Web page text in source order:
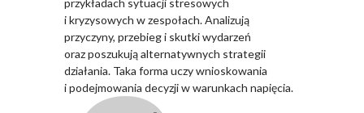
przykładach sytuacji stresowych
i kryzysowych w zespołach. Analizują
przyczyny, przebieg i skutki wydarzeń
oraz poszukują alternatywnych strategii
działania. Taka forma uczy wnioskowania
i podejmowania decyzji w warunkach napięcia.